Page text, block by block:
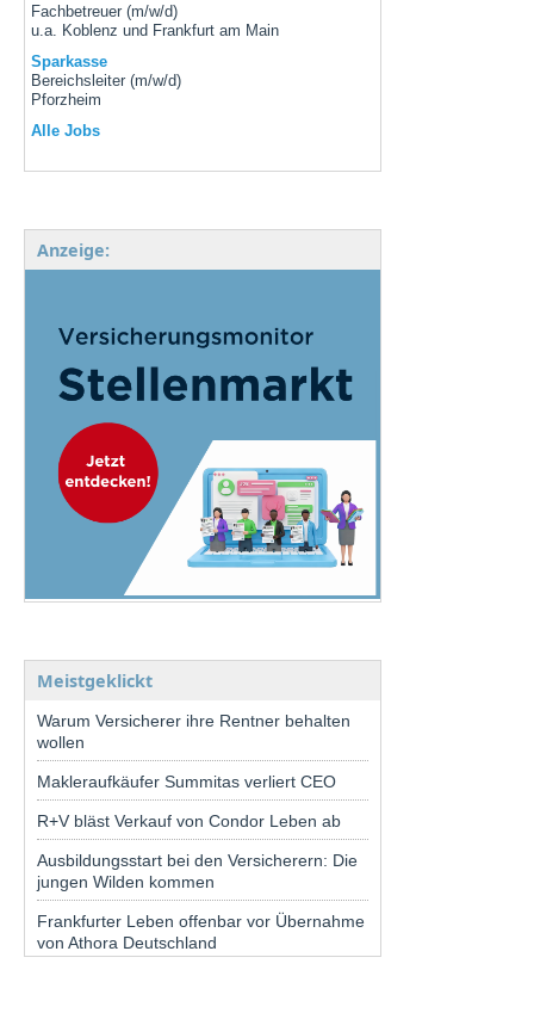
Fachbetreuer (m/w/d)
u.a. Koblenz und Frankfurt am Main
Sparkasse
Bereichsleiter (m/w/d)
Pforzheim
Alle Jobs
Anzeige:
Meistgeklickt
Warum Versicherer ihre Rentner behalten
wollen
Makleraufkäufer Summitas verliert CEO
R+V bläst Verkauf von Condor Leben ab
Ausbildungsstart bei den Versicherern: Die
jungen Wilden kommen
Frankfurter Leben offenbar vor Übernahme
von Athora Deutschland